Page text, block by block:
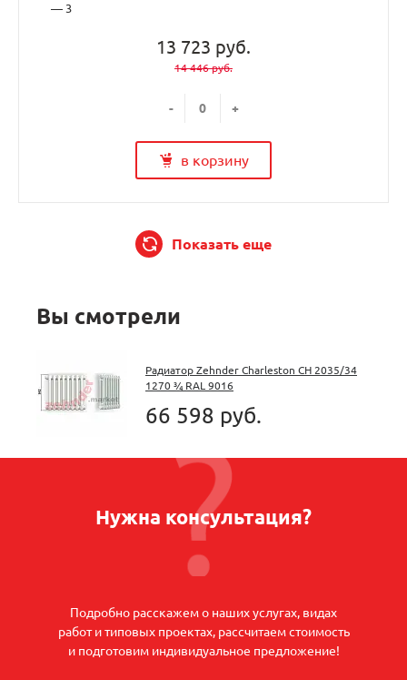
— 3
13 723 руб.
14 446 руб.
- +
в корзину
Показать еще
Вы смотрели
Радиатор Zehnder Charleston CH 2035/34
1270 ¾ RAL 9016
66 598 руб.
Нужна консультация?
Подробно расскажем о наших услугах, видах
работ и типовых проектах, рассчитаем стоимость
и подготовим индивидуальное предложение!